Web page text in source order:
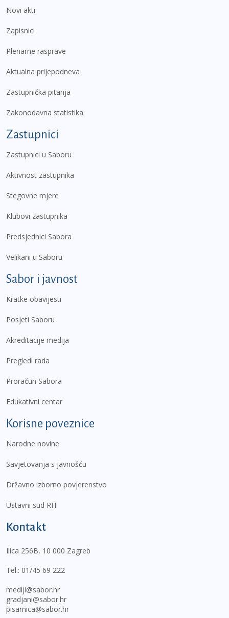
Novi akti
Zapisnici
Plenarne rasprave
Aktualna prijepodneva
Zastupnička pitanja
Zakonodavna statistika
Zastupnici
Zastupnici u Saboru
Aktivnost zastupnika
Stegovne mjere
Klubovi zastupnika
Predsjednici Sabora
Velikani u Saboru
Sabor i javnost
Kratke obavijesti
Posjeti Saboru
Akreditacije medija
Pregledi rada
Proračun Sabora
Edukativni centar
Korisne poveznice
Narodne novine
Savjetovanja s javnošću
Državno izborno povjerenstvo
Ustavni sud RH
Kontakt
Ilica 256B, 10 000 Zagreb
Tel.: 01/45 69 222
mediji@sabor.hr
gradjani@sabor.hr
pisarnica@sabor.hr